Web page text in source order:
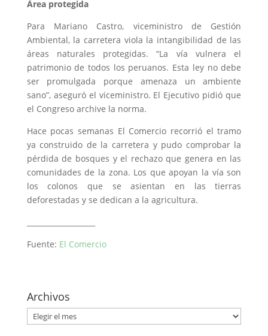
Área protegida
Para Mariano Castro, viceministro de Gestión
Ambiental, la carretera viola la intangibilidad de las
áreas naturales protegidas. “La vía vulnera el
patrimonio de todos los peruanos. Esta ley no debe
ser promulgada porque amenaza un ambiente
sano”, aseguró el viceministro. El Ejecutivo pidió que
el Congreso archive la norma.
Hace pocas semanas El Comercio recorrió el tramo
ya construido de la carretera y pudo comprobar la
pérdida de bosques y el rechazo que genera en las
comunidades de la zona. Los que apoyan la vía son
los colonos que se asientan en las tierras
deforestadas y se dedican a la agricultura.
Fuente: El Comercio
Archivos
Archivos